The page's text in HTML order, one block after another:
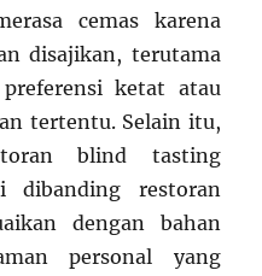
cemas karena
disajikan, terutama
ketat atau
tertentu. Selain itu,
blind tasting
dibanding restoran
dengan bahan
personal yang